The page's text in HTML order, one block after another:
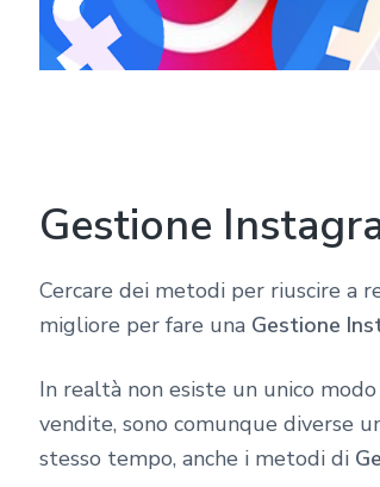
Gestione
Cercare dei metodi per riuscire a
migliore per fare una Gestione
In realtà non esiste un unico
vendite, sono comunque diverse
stesso tempo, anche i metodi di